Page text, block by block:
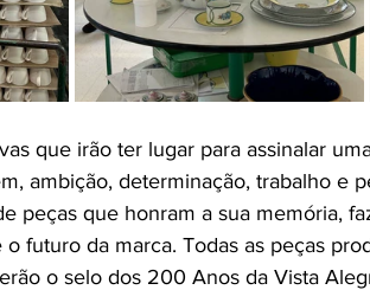
que irão ter lugar para assinalar
ambição, determinação, trabalho e
peças que honram a sua memória,
futuro da marca. Todas as peças
o selo dos 200 Anos da Vista